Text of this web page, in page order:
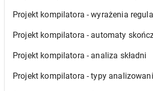
Projekt kompilatora - wyrażenia
Projekt kompilatora - automaty
Projekt kompilatora - analiza składni
Projekt kompilatora - typy